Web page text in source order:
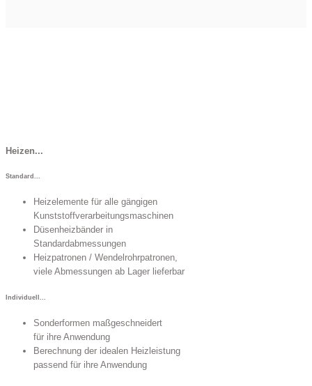
Heizen...
Standard...
Heizelemente für alle gängigen
Kunststoffverarbeitungsmaschinen
Düsenheizbänder in
Standardabmessungen
Heizpatronen / Wendelrohrpatronen,
viele Abmessungen ab Lager lieferbar
Individuell...
Sonderformen maßgeschneidert
für ihre Anwendung
Berechnung der idealen Heizleistung
passend für ihre Anwendung